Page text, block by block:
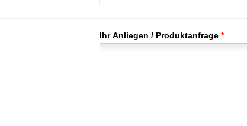
Ihr Anliegen / Produktanfrage *